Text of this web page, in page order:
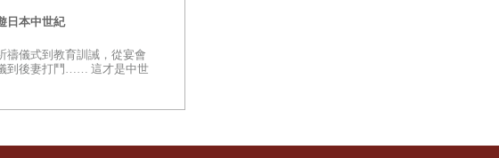
的組織共計四十三個協
導，但也有些組織基於利
日本中世紀
禱儀式到教育訓誡，從宴會
到後妻打鬥…… 這才是中世